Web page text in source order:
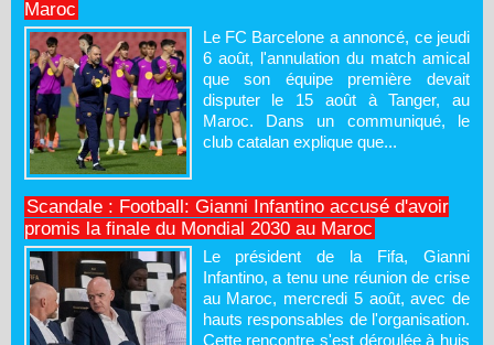
Maroc
Le FC Barcelone a annoncé, ce jeudi
6 août, l'annulation du match amical
que son équipe première devait
disputer le 15 août à Tanger, au
Maroc. Dans un communiqué, le
club catalan explique que...
Scandale : Football: Gianni Infantino accusé d'avoir
promis la finale du Mondial 2030 au Maroc
Le président de la Fifa, Gianni
Infantino, a tenu une réunion de crise
au Maroc, mercredi 5 août, avec de
hauts responsables de l'organisation.
Cette rencontre s'est déroulée à huis